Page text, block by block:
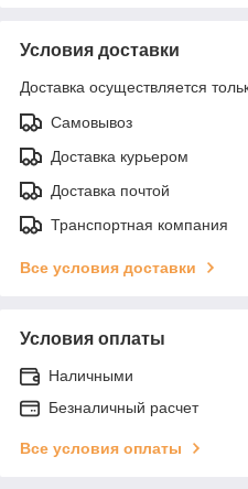
Условия доставки
Доставка осуществляется
Самовывоз
Доставка курьером
Доставка почтой
Транспортная компания
Все условия доставки
Условия оплаты
Наличными
Безналичный расчет
Все условия оплаты